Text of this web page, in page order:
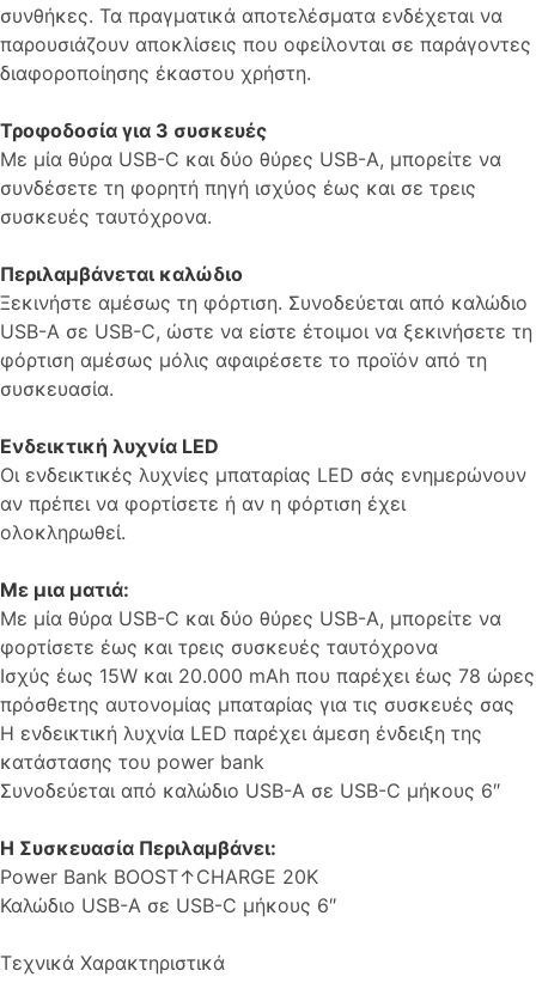
συνθήκες. Τα πραγματικά αποτελέσματα ενδέχεται να
παρουσιάζουν αποκλίσεις που οφείλονται σε παράγοντες
διαφοροποίησης έκαστου χρήστη.
Τροφοδοσία για 3 συσκευές
Με μία θύρα USB-C και δύο θύρες USB-A, μπορείτε να
συνδέσετε τη φορητή πηγή ισχύος έως και σε τρεις
συσκευές ταυτόχρονα.
Περιλαμβάνεται καλώδιο
Ξεκινήστε αμέσως τη φόρτιση. Συνοδεύεται από καλώδιο
USB-A σε USB-C, ώστε να είστε έτοιμοι να ξεκινήσετε τη
φόρτιση αμέσως μόλις αφαιρέσετε το προϊόν από τη
συσκευασία.
Ενδεικτική λυχνία LED
Οι ενδεικτικές λυχνίες μπαταρίας LED σάς ενημερώνουν
αν πρέπει να φορτίσετε ή αν η φόρτιση έχει
ολοκληρωθεί.
Με μια ματιά:
Με μία θύρα USB-C και δύο θύρες USB-A, μπορείτε να
φορτίσετε έως και τρεις συσκευές ταυτόχρονα
Ισχύς έως 15W και 20.000 mAh που παρέχει έως 78 ώρες
πρόσθετης αυτονομίας μπαταρίας για τις συσκευές σας
Η ενδεικτική λυχνία LED παρέχει άμεση ένδειξη της
κατάστασης του power bank
Συνοδεύεται από καλώδιο USB-A σε USB-C μήκους 6″
Η Συσκευασία Περιλαμβάνει:
Power Bank BOOST↑CHARGE 20K
Καλώδιο USB-A σε USB-C μήκους 6″
Τεχνικά Χαρακτηριστικά